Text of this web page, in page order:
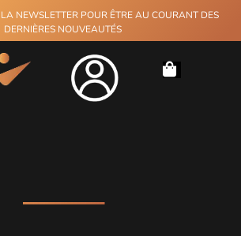
NEWSLETTER POUR ÊTRE AU COURANT DES
DERNIÈRES NOUVEAUTÉS